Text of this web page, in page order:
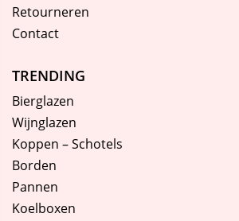
Retourneren
Contact
TRENDING
Bierglazen
Wijnglazen
Koppen – Schotels
Borden
Pannen
Koelboxen